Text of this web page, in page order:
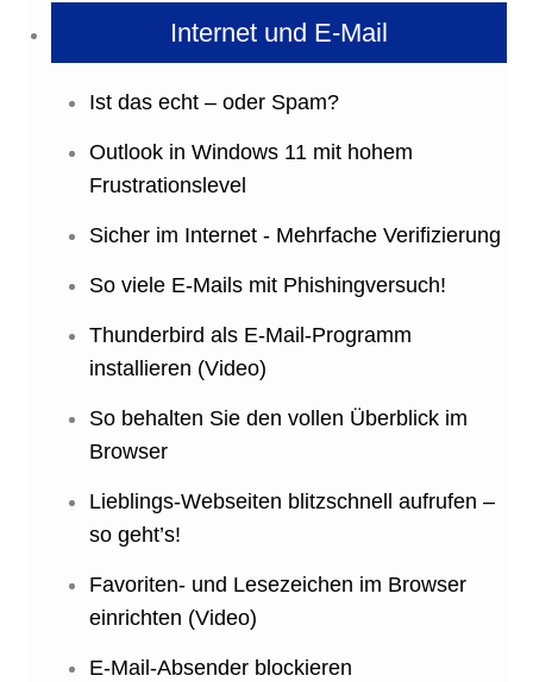
Internet und E-Mail
Ist das echt – oder Spam?
Outlook in Windows 11 mit hohem
Frustrationslevel
Sicher im Internet - Mehrfache Verifizierung
So viele E-Mails mit Phishingversuch!
Thunderbird als E-Mail-Programm
installieren (Video)
So behalten Sie den vollen Überblick im
Browser
Lieblings-Webseiten blitzschnell aufrufen –
so geht’s!
Favoriten- und Lesezeichen im Browser
einrichten (Video)
E-Mail-Absender blockieren